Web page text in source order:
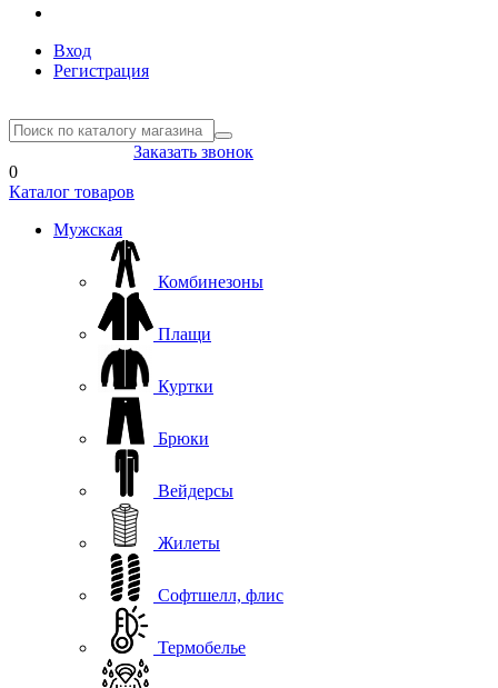
Вход
Регистрация
Заказать звонок
0
Каталог товаров
Мужская
Комбинезоны
Плащи
Куртки
Брюки
Вейдерсы
Жилеты
Софтшелл, флис
Термобелье